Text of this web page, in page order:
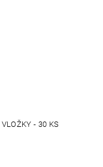
- 30 KS